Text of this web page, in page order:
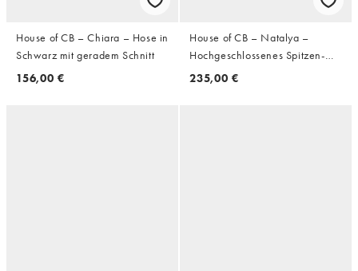
House of CB – Chiara – Hose in
Schwarz mit geradem Schnitt
156,00 €
House of CB – Natalya –
Hochgeschlossenes Spitzen-
Minikleid in Schwarz mit
235,00 €